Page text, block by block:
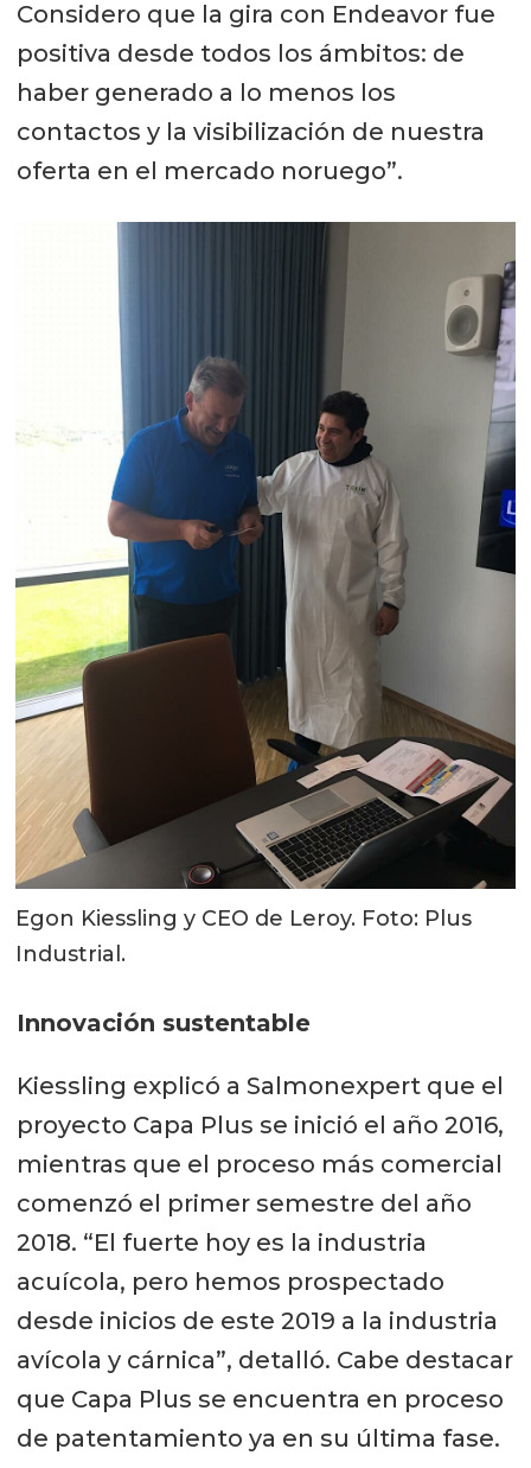
Considero que la gira con Endeavor fue
positiva desde todos los ámbitos: de
haber generado a lo menos los
contactos y la visibilización de nuestra
oferta en el mercado noruego”.
Egon Kiessling y CEO de Leroy. Foto: Plus
Industrial.
Innovación sustentable
Kiessling explicó a Salmonexpert que el
proyecto Capa Plus se inició el año 2016,
mientras que el proceso más comercial
comenzó el primer semestre del año
2018. “El fuerte hoy es la industria
acuícola, pero hemos prospectado
desde inicios de este 2019 a la industria
avícola y cárnica”, detalló. Cabe destacar
que Capa Plus se encuentra en proceso
de patentamiento ya en su última fase.